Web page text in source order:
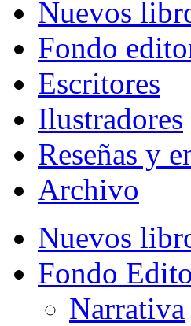
Nuevos
Fondo
Escritores
Ilustradores
Reseñas y
Archivo
Nuevos
Fondo
Narrativa